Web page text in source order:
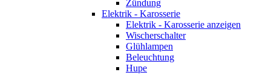
Zündung
Elektrik - Karosserie
Elektrik - Karosserie anzeigen
Wischerschalter
Glühlampen
Beleuchtung
Hupe